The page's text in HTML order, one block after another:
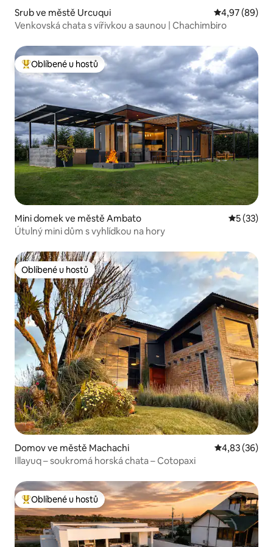
Srub ve městě Urcuqui Průměrné
4,97 (89)
Venkovská chata s vířivkou a saunou | Chachimbiro
Nejlepší v kategorii Oblíbené u hostů
Oblíbené u hostů
Mini domek ve městě Ambato Průměrné
5 (33)
Útulný mini dům s vyhlídkou na hory
Oblíbené u hostů
Oblíbené u hostů
Domov ve městě Machachi Průměrné
4,83 (36)
Illayuq – soukromá horská chata – Cotopaxi
Nejlepší v kategorii Oblíbené u hostů
Oblíbené u hostů